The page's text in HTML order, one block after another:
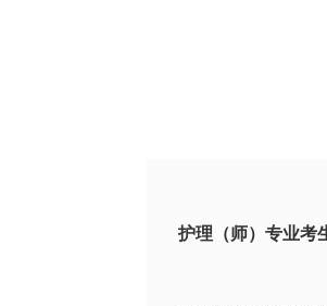
护理（师）专业考